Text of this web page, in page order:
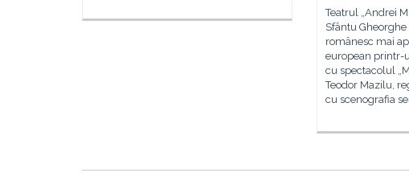
Teatrul „Andrei
Sfântu
românesc mai
european printr-
cu spectacolul
Teodor Mazilu,
cu scenografia